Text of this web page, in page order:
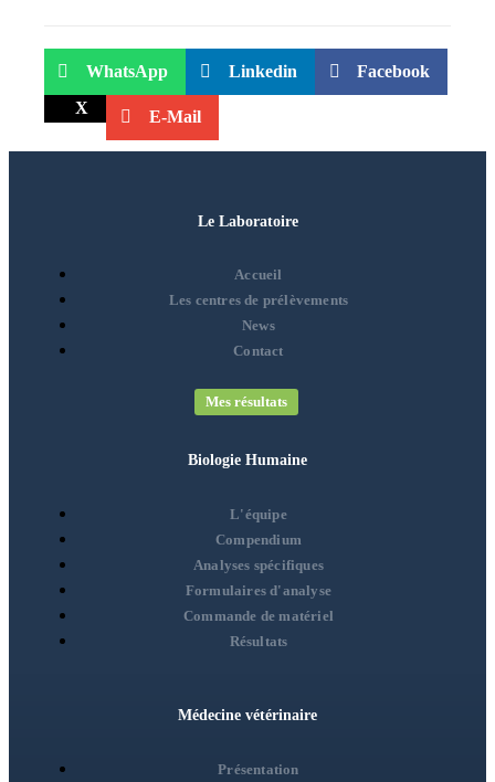
WhatsApp Linkedin
Facebook
X
E-Mail
Le Laboratoire
Accueil
Les centres de prélèvements
News
Contact
Mes résultats
Biologie Humaine
L'équipe
Compendium
Analyses spécifiques
Formulaires d'analyse
Commande de matériel
Résultats
Médecine vétérinaire
Présentation